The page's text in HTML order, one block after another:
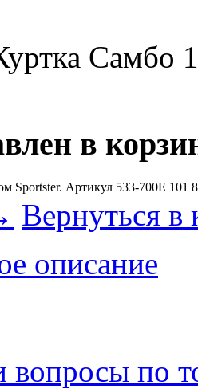
Самбо
в
Sportster. Артикул 533-700E 101
Вернуться в
описание
по